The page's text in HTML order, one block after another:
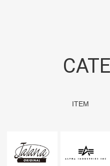
ITEM